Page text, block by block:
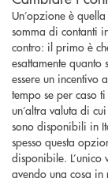
Un’opzione è
somma di contanti
contro: il primo è
esattamente
essere un incentivo
tempo se per caso
un’altra valuta di
sono disponibili in
spesso questa
disponibile.
avendo una cosa